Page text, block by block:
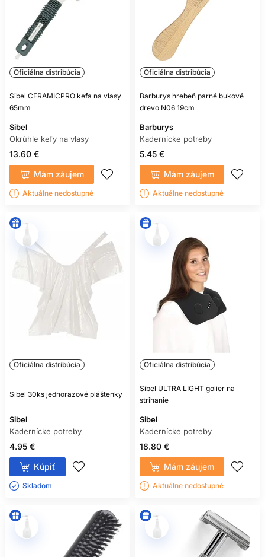
Oficiálna distribúcia
Sibel CERAMICPRO kefa na vlasy
65mm
Sibel
Okrúhle kefy na vlasy
13.60 €
Mám záujem
Aktuálne nedostupné
Oficiálna distribúcia
Barburys hrebeň parné bukové
drevo N06 19cm
Barburys
Kadernícke potreby
5.45 €
Mám záujem
Aktuálne nedostupné
Oficiálna distribúcia
Sibel 30ks jednorazové pláštenky
Sibel
Kadernícke potreby
4.95 €
Kúpiť
Skladom ㅤ
Oficiálna distribúcia
Sibel ULTRA LIGHT golier na
strihanie
Sibel
Kadernícke potreby
18.80 €
Mám záujem
Aktuálne nedostupné